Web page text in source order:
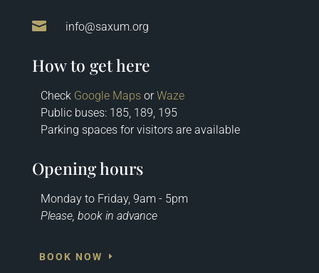
 info@saxum.org
How to get here
Check Google MapsorWaze
Public buses: 185, 189, 195
Parking spaces for visitors are available
Opening hours
Monday to Friday, 9am - 5pm
Please, book in advance
BOOK NOW